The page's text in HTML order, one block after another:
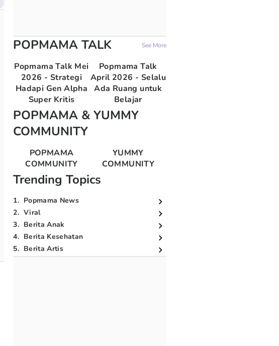
POPMAMA TALK See More
Popmama Talk Mei
2026 - Strategi
Hadapi Gen Alpha
Super Kritis
Popmama Talk
April 2026 - Selalu
Ada Ruang untuk
Belajar
POPMAMA & YUMMY
COMMUNITY
POPMAMA
COMMUNITY
YUMMY
COMMUNITY
Trending Topics
1. Popmama News
2. Viral
3. Berita Anak
4. Berita Kesehatan
5. Berita Artis